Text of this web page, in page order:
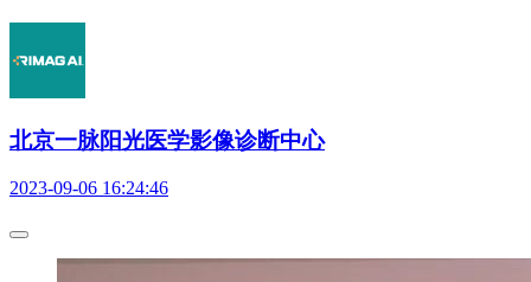
北京一脉阳光医学影像诊断中心
2023-09-06 16:24:46